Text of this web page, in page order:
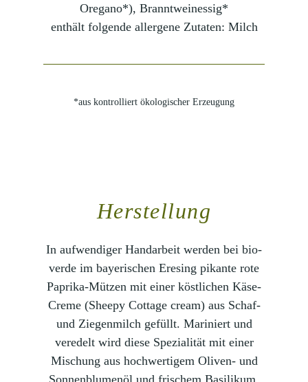
Oregano*), Branntweinessig*
enthält folgende allergene Zutaten: Milch
*aus kontrolliert ökologischer Erzeugung
Herstellung
In aufwendiger Handarbeit werden bei bio-
verde im bayerischen Eresing pikante rote
Paprika-Mützen mit einer köstlichen Käse-
Creme (Sheepy Cottage cream) aus Schaf-
und Ziegenmilch gefüllt. Mariniert und
veredelt wird diese Spezialität mit einer
Mischung aus hochwertigem Oliven- und
Sonnenblumenöl und frischem Basilikum.